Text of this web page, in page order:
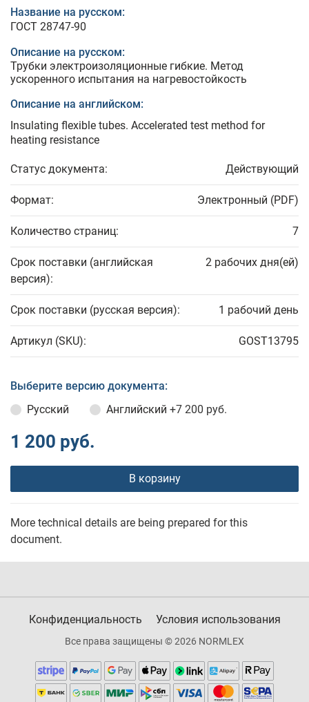
Название на русском:
ГОСТ 28747-90
Описание на русском:
Трубки электроизоляционные гибкие. Метод
ускоренного испытания на нагревостойкость
Описание на английском:
Insulating flexible tubes. Accelerated test method for
heating resistance
Статус документа: Действующий
Формат: Электронный (PDF)
Количество страниц: 7
Срок поставки (английская
версия):
2 рабочих дня(ей)
Срок поставки (русская версия): 1 рабочий день
Артикул (SKU): GOST13795
Выберите версию документа:
Русский
Английский +7 200 руб.
1 200 руб.
В корзину
More technical details are being prepared for this
document.
Конфиденциальность Условия использования
Все права защищены © 2026 NORMLEX